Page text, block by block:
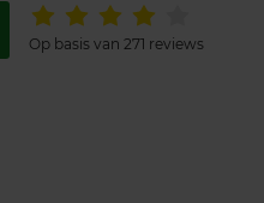
Op basis van 271 reviews